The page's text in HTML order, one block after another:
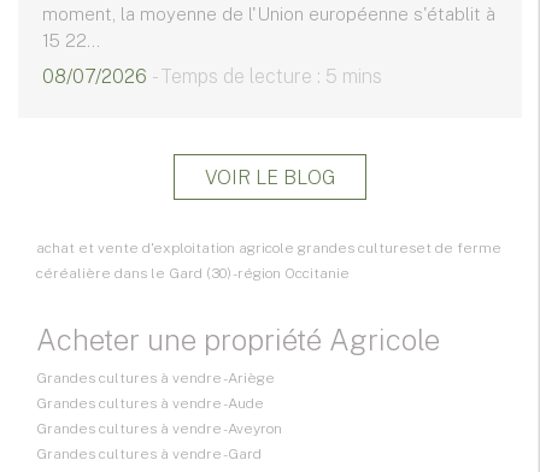
moment, la moyenne de l'Union européenne s'établit à
15 22...
08/07/2026 - Temps de lecture : 5 mins
VOIR LE BLOG
achat et vente d'exploitation agricole grandes cultureset de ferme
céréalière dans le Gard (30) - région Occitanie
Acheter une propriété Agricole
Grandes cultures à vendre - Ariège
Grandes cultures à vendre - Aude
Grandes cultures à vendre - Aveyron
Grandes cultures à vendre - Gard